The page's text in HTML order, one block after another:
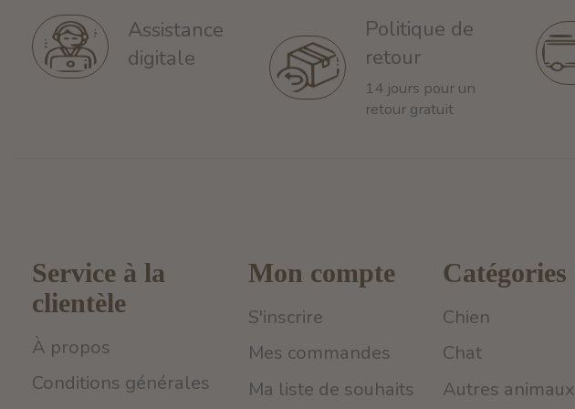
Assistance
digitale
Politique de
retour
14 jours pour un
retour gratuit
Service à la
clientèle
À propos
Conditions générales
Mon compte
S'inscrire
Mes commandes
Ma liste de souhaits
Catégories
Chien
Chat
Autres animaux